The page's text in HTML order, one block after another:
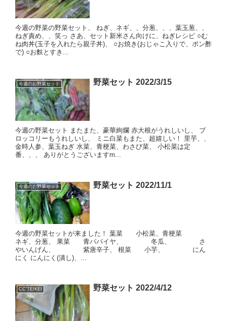
今週の野菜の野菜セット、 ねぎ、ネギ、、分葱、、、葉玉葱、、
ねぎ責め、、笑っ さあ、セット新米さん向けに、ねぎレシピ ○む
ね肉丼(玉子を入れたら親子丼)、 ○お焼き(おじゃこ入りで、ポン酢
で) ○お麩とすき...
今週のお野菜セット 野菜セット 2022/3/15
今週の野菜セット またまた、豪華絢爛 赤大根がうれしいし、 ブ
ロッコリーもうれしいし、 ミニ白菜もまた、超嬉しい！ 里芋、、
金時人参、葉玉ねぎ 水菜、青梗菜、わさび菜、 小松菜は定
番、、、 ありがとうございますm...
今週のお野菜セット 野菜セット 2022/11/1
今週の野菜セットが来ました！ 葉菜 小松菜、青梗菜
ネギ、分葱、 果菜 青パパイヤ、 冬瓜、 さ
やいんげん、 紫唐辛子、 根菜 小芋、 にん
にく にんにく(潰し)、...
CC'TEIKEI 野菜セット 2022/4/12